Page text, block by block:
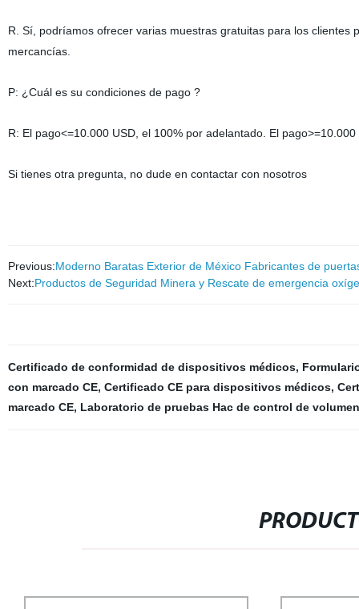
R. Sí, podríamos ofrecer varias muestras gratuitas para los clientes
mercancías.
P: ¿Cuál es su condiciones de pago ?
R: El pago<=10.000 USD, el 100% por adelantado. El
Si tienes otra pregunta, no dude en contactar con nosotros
Previous:Moderno Baratas Exterior de México Fabricantes de
Next:Productos de Seguridad Minera y Rescate de emergencia
Certificado de conformidad de dispositivos médicos,
con marcado CE, Certificado CE para dispositivos médicos,
marcado CE, Laboratorio de pruebas Hac de control de volumen